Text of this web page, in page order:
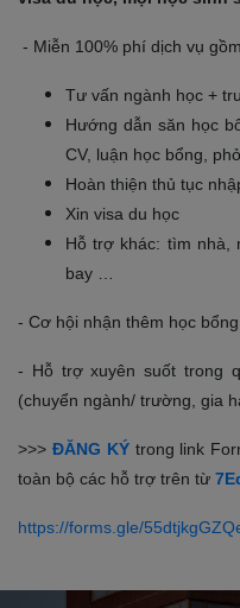
- Miễn 100% phí dịch vụ
Tư vấn ngành học +
Hướng dẫn săn học
CV, luận học bổng,
Hoàn thiện thủ tục
Xin visa du học
Hỗ trợ khác: tìm nhà,
bay …
- Cơ hội nhận thêm học
- Hỗ trợ xuyên suốt trong
(chuyển ngành/ trường, gia
>>> ĐĂNG KÝtrong link
toàn bộ các hỗ trợ trên từ
https://forms.gle/